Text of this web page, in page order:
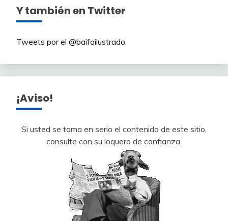
Y también en Twitter
Tweets por el @baifoilustrado.
¡Aviso!
Si usted se toma en serio el contenido de este sitio,
consulte con su loquero de confianza.